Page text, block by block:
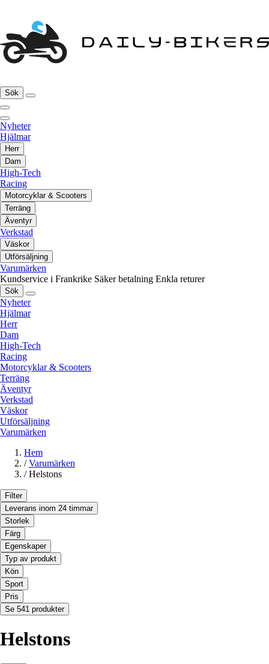
Sök
Nyheter
Hjälmar
Herr
Dam
High-Tech
Racing
Motorcyklar & Scooters
Terräng
Äventyr
Verkstad
Väskor
Utförsäljning
Varumärken
Kundservice i Frankrike Säker betalning Enkla returer
Sök
Nyheter
Hjälmar
Herr
Dam
High-Tech
Racing
Motorcyklar & Scooters
Terräng
Äventyr
Verkstad
Väskor
Utförsäljning
Varumärken
Hem
/ Varumärken
/ Helstons
Filter
Leverans inom 24 timmar
Storlek
Färg
Egenskaper
Typ av produkt
Kön
Sport
Pris
Se 541 produkter
Helstons